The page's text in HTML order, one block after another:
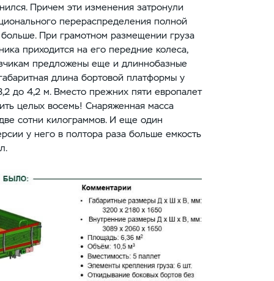
Причем эти изменения затронули
перераспределения полной
При грамотном размещении груза
приходится на его передние колеса,
предложены еще и длиннобазные
длина бортовой платформы у
до 4,2 м. Вместо прежних пяти европалет
целых восемь! Снаряженная масса
сотни килограммов. И еще один
у него в полтора раза больше емкость